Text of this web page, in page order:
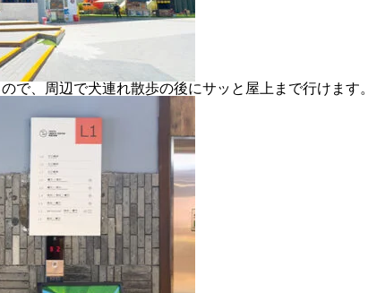
で、周辺で犬連れ散歩の後にサッと屋上まで行けます。